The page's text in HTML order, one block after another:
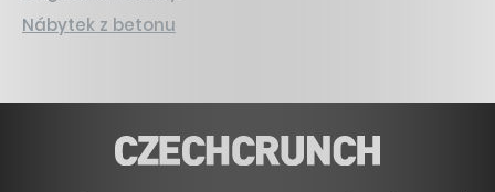
Nábytek z betonu